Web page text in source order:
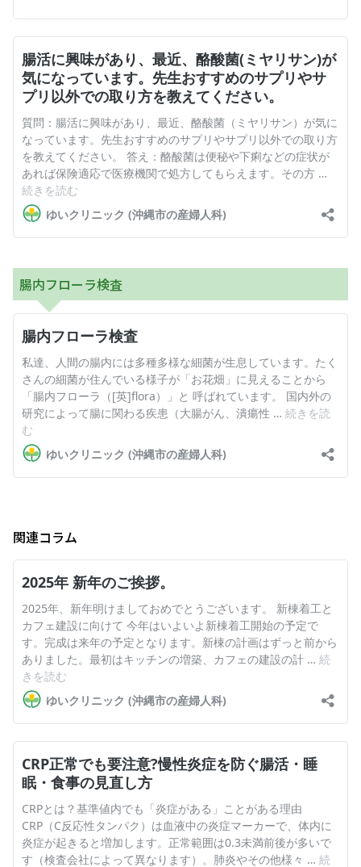
腸内フローラ検査
関連コラム